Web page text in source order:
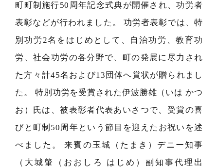
町町制施行50周年記念式典が開催され、功労者
表彰などが行われました。 功労者表彰では、特
別功労2名をはじめとして、自治功労、教育功
労、社会功労の各分野で、町の発展に尽力され
た方々計45名および13団体へ賞状が贈られまし
た。 特別功労を受賞された伊波勝雄（いは かつ
お）氏は、被表彰者代表あいさつで、受賞の喜
びと町制50周年という節目を迎えたお祝いを述
べました。 来賓の玉城（たまき）デニー知事
（大城肇（おおしろ はじめ）副知事代理出